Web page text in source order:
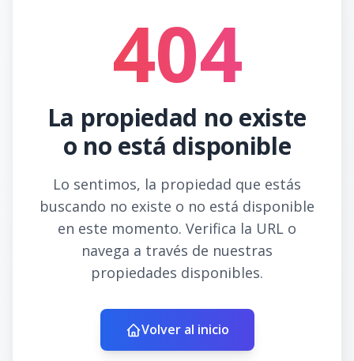
404
La propiedad no existe
o no está disponible
Lo sentimos, la propiedad que estás
buscando no existe o no está disponible
en este momento. Verifica la URL o
navega a través de nuestras
propiedades disponibles.
Volver al inicio